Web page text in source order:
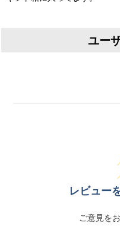
ユー
レビュー
ご意見を